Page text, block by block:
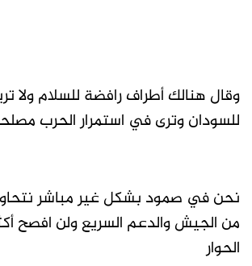
وقال هنالك أطراف رافضة للسلام ولا
للسودان وترى في استمرار الحرب
نحن في صمود بشكل غير مباشر
من الجيش والدعم السريع ولن افصح
الحوار